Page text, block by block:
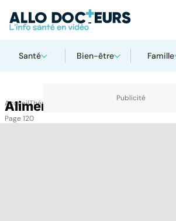
Santé Bien-être Famille
AccueilThématiques
Alimentation
Page 120